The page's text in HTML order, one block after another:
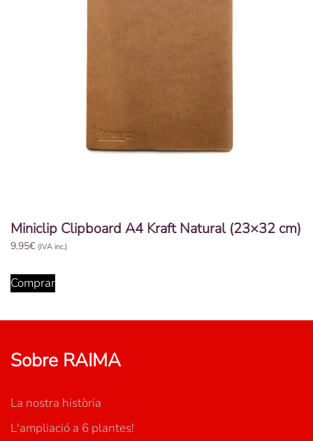
Miniclip Clipboard A4 Kraft Natural (23×32 cm)
9,95€ (IVA inc.)
Comprar
Sobre RAIMA
La nostra història
L'ampliació a 6 plantes!